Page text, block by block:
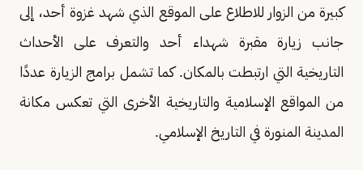
كبيرة من الزوار للاطلاع على الموقع الذي شهد غزوة أحد، إلى
جانب زيارة مقبرة شهداء أحد والتعرف على الأحداث
التاريخية التي ارتبطت بالمكان. كما تشمل برامج الزيارة عددًا
من المواقع الإسلامية والتاريخية الأخرى التي تعكس مكانة
المدينة المنورة في التاريخ الإسلامي.